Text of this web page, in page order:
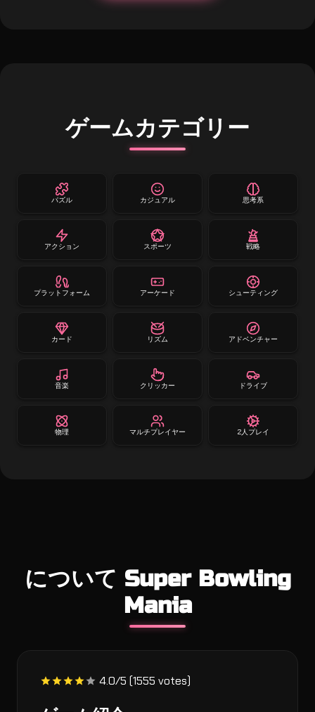
ゲームカテゴリー
パズル カジュアル 思考系
アクション スポーツ 戦略
プラットフォーム アーケード シューティング
カード リズム アドベンチャー
音楽 クリッカー ドライブ
物理 マルチプレイヤー 2人プレイ
について Super Bowling
Mania
4.0/5 (1555 votes)